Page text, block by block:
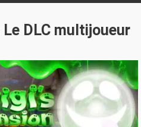
DLC multijoueur